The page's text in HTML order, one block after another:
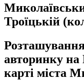
Троїцькій
авторинку на
карті міста